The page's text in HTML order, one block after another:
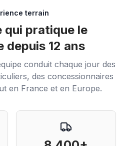
terrain
qui pratique le
depuis 12 ans
conduit chaque jour des
des concessionnaires
en France et en Europe.